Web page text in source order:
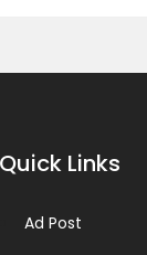
Quick Links
Ad Post